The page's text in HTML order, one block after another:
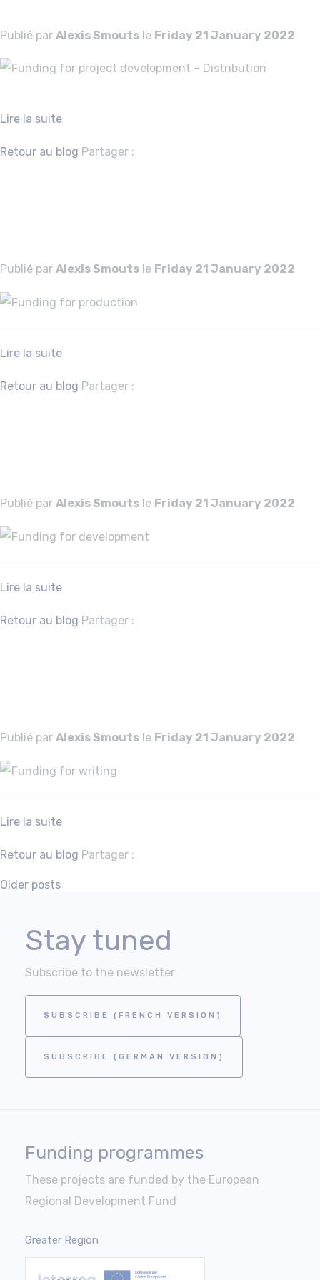
Publié par Alexis Smouts le Friday 21 January 2022
Lire la suite
Retour au blog Partager :
Publié par Alexis Smouts le Friday 21 January 2022
Lire la suite
Retour au blog Partager :
Publié par Alexis Smouts le Friday 21 January 2022
Lire la suite
Retour au blog Partager :
Publié par Alexis Smouts le Friday 21 January 2022
Lire la suite
Retour au blog Partager :
Posts
navigation
Older posts
Stay tuned
Subscribe to the newsletter
SUBSCRIBE (FRENCH VERSION)
SUBSCRIBE (GERMAN VERSION)
Funding programmes
These projects are funded by the European
Regional Development Fund
Greater Region